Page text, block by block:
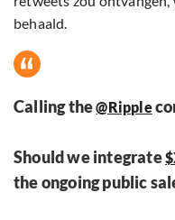
behaald.
Calling the@Ripple
Should we integrate
the ongoing public